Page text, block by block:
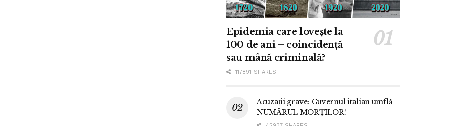
Epidemia care lovește la
100 de ani – coincidență
sau mână criminală?
117891 SHARES
Acuzații grave: Guvernul italian umflă
NUMĂRUL MORȚILOR!